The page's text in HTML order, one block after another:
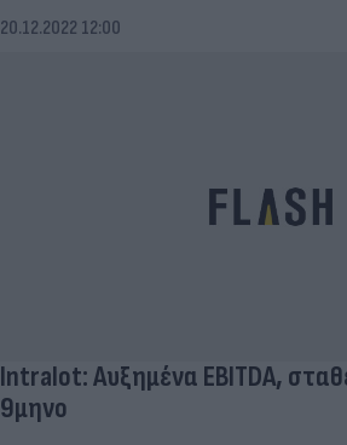
20.12.2022 12:00
Intralot: Αυξημένα EBITDA,
9μηνο